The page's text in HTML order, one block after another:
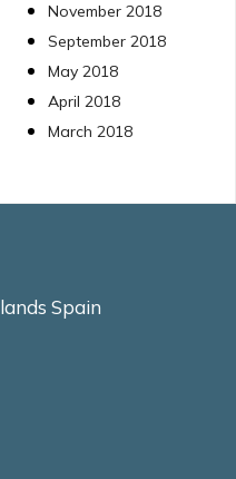
Pseudomonas
aeruginosa alhora que
en retarda l'aparició
resistències
https://
November 2018
September 2018
May 2018
April 2018
March 2018
Spain